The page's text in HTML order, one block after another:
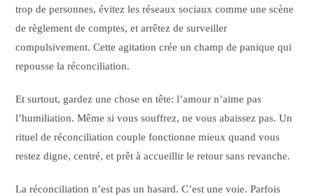
trop de personnes, évitez les réseaux sociaux comme une scène
de règlement de comptes, et arrêtez de surveiller
compulsivement. Cette agitation crée un champ de panique qui
repousse la réconciliation.
Et surtout, gardez une chose en tête: l’amour n’aime pas
l’humiliation. Même si vous souffrez, ne vous abaissez pas. Un
rituel de réconciliation couple fonctionne mieux quand vous
restez digne, centré, et prêt à accueillir le retour sans revanche.
La réconciliation n’est pas un hasard. C’est une voie. Parfois